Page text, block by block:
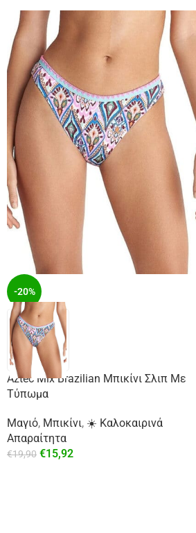
-20%
Aztec Mix Brazilian Μπικίνι Σλιπ Με
Τύπωμα
Μαγιό, Μπικίνι, ☀️ Καλοκαιρινά
Απαραίτητα
€19,90 €15,92